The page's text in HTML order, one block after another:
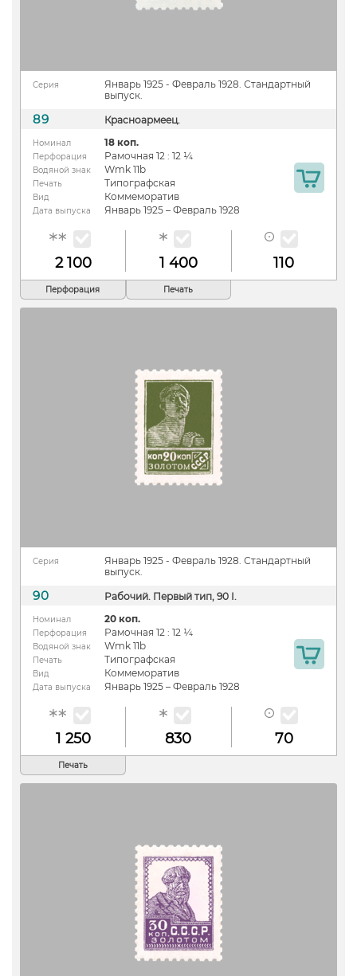
Серия
Январь 1925 - Февраль 1928. Стандартный
выпуск.
89 Красноармеец.
Номинал 18 коп.
Перфорация Рамочная 12 : 12 ¼
Водяной знак Wmk 11b
Печать Типографская
Вид Коммеморатив
Дата выпуска Январь 1925 – Февраль 1928
2 100 1 400 110
Перфорация Печать
Серия
Январь 1925 - Февраль 1928. Стандартный
выпуск.
90 Рабочий. Первый тип, 90 I.
Номинал 20 коп.
Перфорация Рамочная 12 : 12 ¼
Водяной знак Wmk 11b
Печать Типографская
Вид Коммеморатив
Дата выпуска Январь 1925 – Февраль 1928
1 250 830 70
Печать